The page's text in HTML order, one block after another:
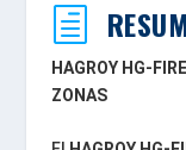
h
HAGROY HG-
ZONAS